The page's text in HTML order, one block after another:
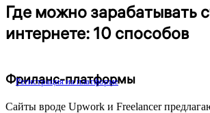
Регистрация на платформе
Где можно зарабатывать
интернете: 10 способов
Фриланс-платформы
Сайты вроде Upwork и Freelancer